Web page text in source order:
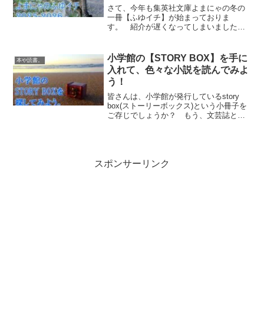
カバー
さて、今年も集英社文庫よまにゃの冬の
一冊【ふゆイチ】が始まっておりま
す。 紹介が遅くなってしまいました
ありましたので、そちらと合わせてご紹
介しまーす。ふゆイチとは...
本や読書。
小学館の【STORY BOX】を手に
入れて、色々な小説を読んでみよ
う！
皆さんは、小学館が発行しているstory
box(ストーリーボックス)という小冊子を
ご存じでしょうか？ もう、文芸誌と間
スポンサーリンク